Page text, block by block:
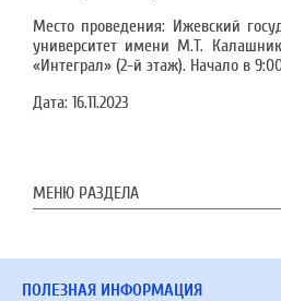
Место проведения: Ижевский
университет имени М.Т.
«Интеграл» (2-й этаж). Начало в
Дата: 16.11.2023
МЕНЮ РАЗДЕЛА
ПОЛЕЗНАЯ ИНФОРМАЦИЯ